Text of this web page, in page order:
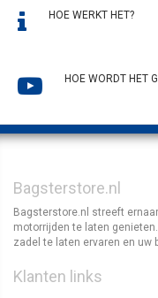
HOE WERKT HET?
HOE WORDT HET
Bagsterstore.nl
Bagsterstore.nl streeft
motorrijden te laten
zadel te laten ervaren en uw
Klanten links